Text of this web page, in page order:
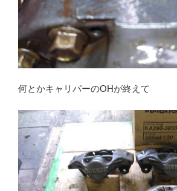
何とかキャリパーのOHが終えて